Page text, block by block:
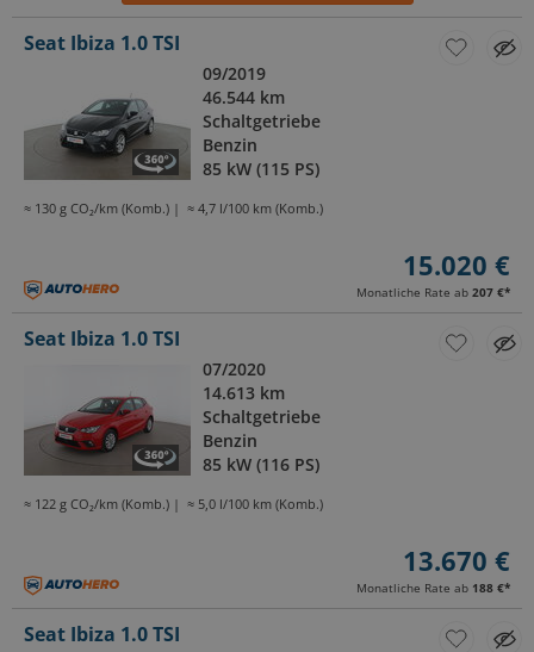
Seat Ibiza 1.0 TSI
09/2019
46.544 km
Schaltgetriebe
Benzin
85 kW (115 PS)
≈ 130 g CO₂/km (Komb.) ≈ 4,7 l/100 km (Komb.)
15.020 €
Monatliche Rate ab 207 €*
Seat Ibiza 1.0 TSI
07/2020
14.613 km
Schaltgetriebe
Benzin
85 kW (116 PS)
≈ 122 g CO₂/km (Komb.) ≈ 5,0 l/100 km (Komb.)
13.670 €
Monatliche Rate ab 188 €*
Seat Ibiza 1.0 TSI